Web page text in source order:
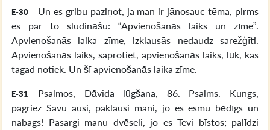
E-30
Un es gribu paziņot, ja man ir jānosauc tēma, pirms
es par to sludināšu: “Apvienošanās laiks un zīme”.
Apvienošanās laika zīme, izklausās nedaudz sarežģīti.
Apvienošanās laiks, saprotiet, apvienošanās laiks, lūk, kas
tagad notiek. Un šī apvienošanās laika zīme.
E-31
Psalmos, Dāvida lūgšana, 86. Psalms. Kungs,
pagriez Savu ausi, paklausi mani, jo es esmu bēdīgs un
nabags! Pasargi manu dvēseli, jo es Tevi bīstos; palīdzi